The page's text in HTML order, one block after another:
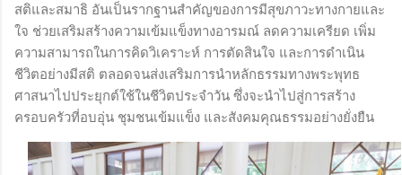
สติและสมาธิ อันเป็นรากฐานสำคัญของการมีสุขภาวะทางกายและ
ใจ ช่วยเสริมสร้างความเข้มแข็งทางอารมณ์ ลดความเครียด เพิ่ม
ความสามารถในการคิดวิเคราะห์ การตัดสินใจ และการดำเนิน
ชีวิตอย่างมีสติ ตลอดจนส่งเสริมการนำหลักธรรมทางพระพุทธ
ศาสนาไปประยุกต์ใช้ในชีวิตประจำวัน ซึ่งจะนำไปสู่การสร้าง
ครอบครัวที่อบอุ่น ชุมชนเข้มแข็ง และสังคมคุณธรรมอย่างยั่งยืน